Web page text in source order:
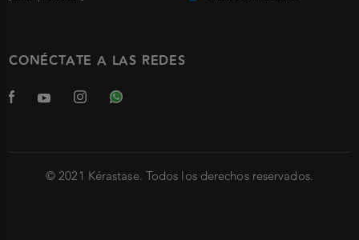
CONÉCTATE A LAS REDES
© 2021 Kérastase. Todos los derechos reservados.